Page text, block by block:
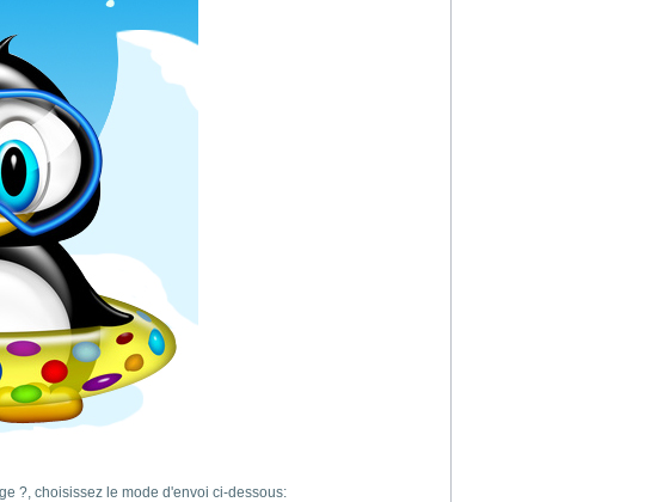
?, choisissez le mode d'envoi ci-dessous: